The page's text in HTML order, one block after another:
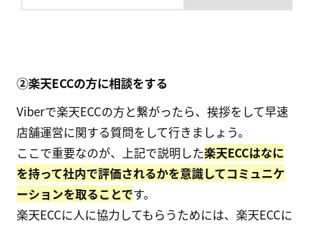
②楽天ECCの方に相談をする
Viberで楽天ECCの方と繋がったら、挨拶をして早速
店舗運営に関する質問をして行きましょう。
ここで重要なのが、上記で説明した楽天ECCはなに
を持って社内で評価されるかを意識してコミュニケ
ーションを取ることです。
楽天ECCに人に協力してもらうためには、楽天ECCに